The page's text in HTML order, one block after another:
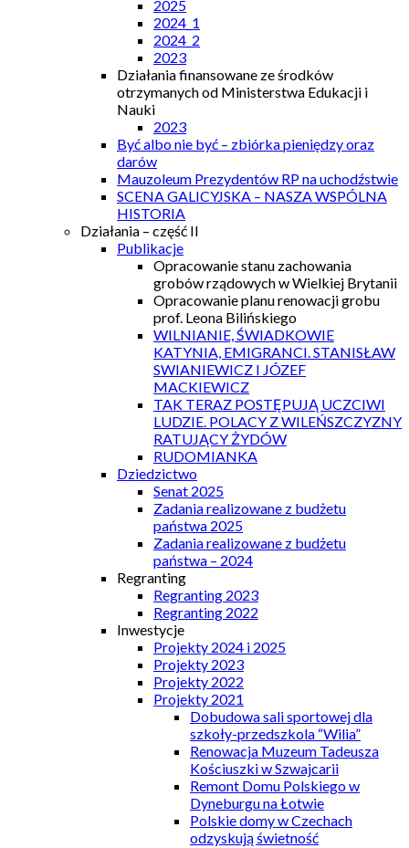
2025
2024_1
2024_2
2023
Działania finansowane ze środków
otrzymanych od Ministerstwa Edukacji i
Nauki
2023
Być albo nie być – zbiórka pieniędzy oraz
darów
Mauzoleum Prezydentów RP na uchodźstwie
SCENA GALICYJSKA – NASZA WSPÓLNA
HISTORIA
Działania – część II
Publikacje
Opracowanie stanu zachowania
grobów rządowych w Wielkiej Brytanii
Opracowanie planu renowacji grobu
prof. Leona Bilińskiego
WILNIANIE, ŚWIADKOWIE
KATYNIA, EMIGRANCI. STANISŁAW
SWIANIEWICZ I JÓZEF
MACKIEWICZ
TAK TERAZ POSTĘPUJĄ UCZCIWI
LUDZIE. POLACY Z WILEŃSZCZYZNY
RATUJĄCY ŻYDÓW
RUDOMIANKA
Dziedzictwo
Senat 2025
Zadania realizowane z budżetu
państwa 2025
Zadania realizowane z budżetu
państwa – 2024
Regranting
Regranting 2023
Regranting 2022
Inwestycje
Projekty 2024 i 2025
Projekty 2023
Projekty 2022
Projekty 2021
Dobudowa sali sportowej dla
szkoły-przedszkola “Wilia”
Renowacja Muzeum Tadeusza
Kościuszki w Szwajcarii
Remont Domu Polskiego w
Dyneburgu na Łotwie
Polskie domy w Czechach
odzyskują świetność